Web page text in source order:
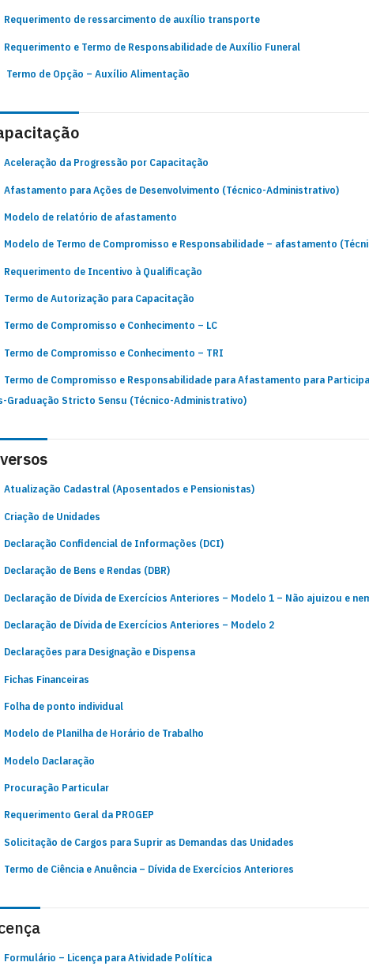
Requerimento de ressarcimento de auxílio transporte
Requerimento e Termo de Responsabilidade de Auxílio Funeral
Termo de Opção – Auxílio Alimentação
Aceleração da Progressão por Capacitação
Afastamento para Ações de Desenvolvimento (Técnico-Administrativo)
Modelo de relatório de afastamento
Modelo de Termo de Compromisso e Responsabilidade – afastamento
Requerimento de Incentivo à Qualificação
Termo de Autorização para Capacitação
Termo de Compromisso e Conhecimento – LC
Termo de Compromisso e Conhecimento – TRI
Termo de Compromisso e Responsabilidade para Afastamento para
Graduação Stricto Sensu (Técnico-Administrativo)
Atualização Cadastral (Aposentados e Pensionistas)
Criação de Unidades
Declaração Confidencial de Informações (DCI)
Declaração de Bens e Rendas (DBR)
Declaração de Dívida de Exercícios Anteriores – Modelo 1 – Não ajuizou e
Declaração de Dívida de Exercícios Anteriores – Modelo 2
Declarações para Designação e Dispensa
Fichas Financeiras
Folha de ponto individual
Modelo de Planilha de Horário de Trabalho
Modelo Daclaração
Procuração Particular
Requerimento Geral da PROGEP
Solicitação de Cargos para Suprir as Demandas das Unidades
Termo de Ciência e Anuência – Dívida de Exercícios Anteriores
Formulário – Licença para Atividade Política